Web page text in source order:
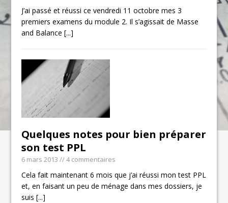
J’ai passé et réussi ce vendredi 11 octobre mes 3
premiers examens du module 2. Il s’agissait de Masse
and Balance[...]
Quelques notes pour bien préparer
son test PPL
6 mars 2013 // 4 commentaires
Cela fait maintenant 6 mois que j’ai réussi mon test PPL
et, en faisant un peu de ménage dans mes dossiers, je
suis[...]